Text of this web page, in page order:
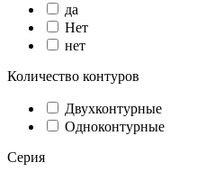
да
Нет
нет
Количество контуров
Двухконтурные
Одноконтурные
Серия